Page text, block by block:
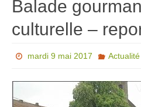
Balade
culturelle –
mardi 9 mai 2017 Actualité